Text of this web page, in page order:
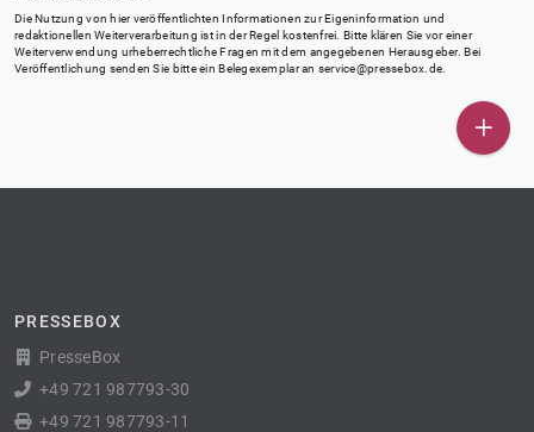
Die Nutzung von hier veröffentlichten Informationen zur Eigeninformation und
redaktionellen Weiterverarbeitung ist in der Regel kostenfrei. Bitte klären Sie vor einer
Weiterverwendung urheberrechtliche Fragen mit dem angegebenen Herausgeber. Bei
Veröffentlichung senden Sie bitte ein Belegexemplar an service@pressebox.de
PRESSEBOX
PresseBox
+49 721 987793-30
+49 721 987793-11